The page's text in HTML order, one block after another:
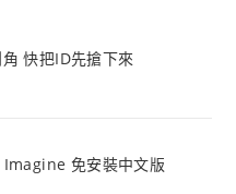
快把ID先搶下來
免安裝中文版